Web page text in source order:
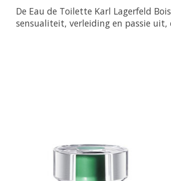
De Eau de Toilette Karl Lagerfeld
sensualiteit, verleiding en passie
Items van productcarrousel